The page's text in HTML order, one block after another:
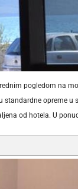
pogledom na
opreme u
od hotela. U